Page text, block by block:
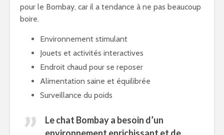
pour le Bombay, car il a tendance à ne pas beaucoup
boire.
Environnement stimulant
Jouets et activités interactives
Endroit chaud pour se reposer
Alimentation saine et équilibrée
Surveillance du poids
Le chat Bombay a besoin d’un